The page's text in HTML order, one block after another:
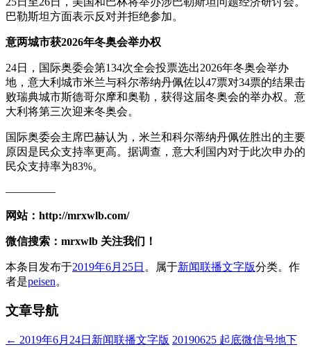
巴勒斯坦方面表示反对并拒绝参加。
意两城市获2026年冬奥会举办权
24日，国际奥委会第134次全会投票选出2026年冬奥会举办
地，意大利城市米兰与科尔蒂纳丹佩佐以47票对34票的结果击
败瑞典城市斯德哥尔摩和奥勒，获得这届冬奥会的举办权。意
大利将第三次迎来冬奥会。
国际奥委会主席巴赫认为，米兰和科尔蒂纳丹佩佐胜出的主要
原因是民众支持率更高。据调查，意大利国内对于此次申办的
民众支持率为83%。
————–
网站：http://mrxwlb.com/
微信搜索：mrxwlb 关注我们！
本条目发布于2019年6月25日 。属于新闻联播文字版分类。 作
者是peisen。
文章导航
← 2019年6月24日新闻联播文字版 20190625 起底微信号地下